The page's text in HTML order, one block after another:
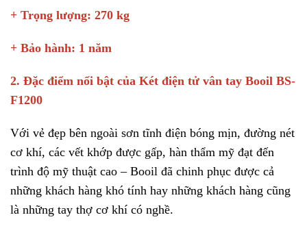
+ Trọng lượng: 270 kg
+ Bảo hành: 1 năm
2. Đặc điểm nổi bật của Két điện tử vân tay Booil BS-
F1200
Với vẻ đẹp bên ngoài sơn tĩnh điện bóng mịn, đường nét
cơ khí, các vết khớp được gấp, hàn thẩm mỹ đạt đến
trình độ mỹ thuật cao – Booil đã chinh phục được cả
những khách hàng khó tính hay những khách hàng cũng
là những tay thợ cơ khí có nghề.